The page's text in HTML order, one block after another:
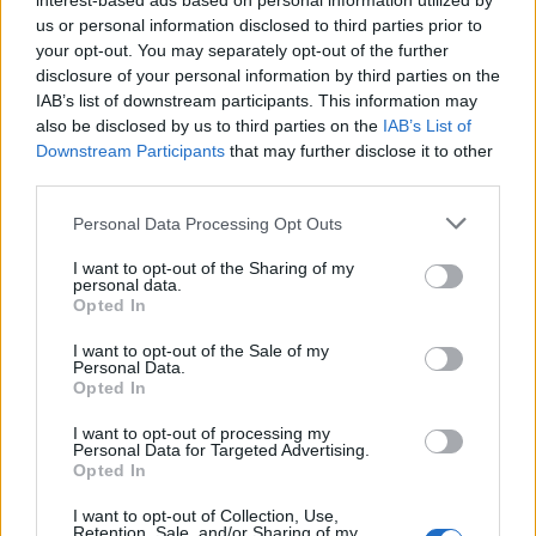
us or personal information disclosed to third parties prior to
your opt-out. You may separately opt-out of the further
disclosure of your personal information by third parties on the
IAB’s list of downstream participants. This information may
also be disclosed by us to third parties on the IAB’s List of
Downstream Participants that may further disclose it to other
Personal Data Processing Opt Outs
I want to opt-out of the Sharing of my
personal data.
Opted In
I want to opt-out of the Sale of my
Personal Data.
Opted In
I want to opt-out of processing my
Personal Data for Targeted Advertising.
Opted In
I want to opt-out of Collection, Use,
V sobotu havaroval vrtulník, nikomu se nic
nestalo
Martin Poulíček 17. 12. 2018
DOBŘÍŠSKO - V sobotu ve Staré Huti nedaleko Dobříše na Příbramsku